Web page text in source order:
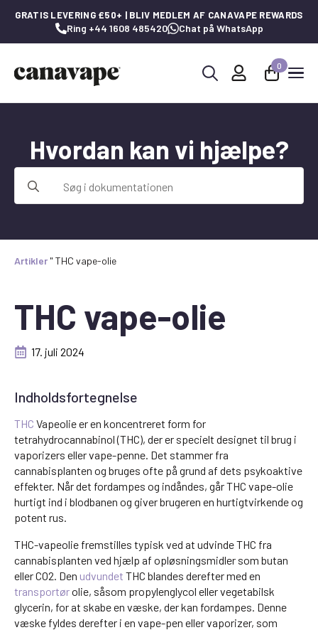
GRATIS LEVERING £50+ | BLIV MEDLEM AF CANAVAPE REWARDS
Ring +44 1608 485420 Chat på WhatsApp
0
Hvordan kan vi hjælpe?
efter:
Artikler " THC vape-olie
THC vape-olie
17. juli 2024
THC Vapeolie er en koncentreret form for
tetrahydrocannabinol (THC), der er specielt designet til brug i
vaporizers eller vape-penne. Det stammer fra
cannabisplanten og bruges ofte på grund af dets psykoaktive
effekter. Når det fordampes og indåndes, går THC vape-olie
hurtigt ind i blodbanen og giver brugeren en hurtigtvirkende og
potent rus.
THC-vapeolie fremstilles typisk ved at udvinde THC fra
cannabisplanten ved hjælp af opløsningsmidler som butan
eller CO2. Den udvundet THC blandes derefter med en
transportørolie, såsom propylenglycol eller vegetabilsk
glycerin, for at skabe en væske, der kan fordampes. Denne
væske fyldes derefter i en vape-pen eller vaporizer, som
Indholdsfortegnelse